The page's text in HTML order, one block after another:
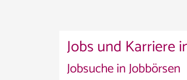
Jobs und Karriere
Jobsuche in Jobbörsen